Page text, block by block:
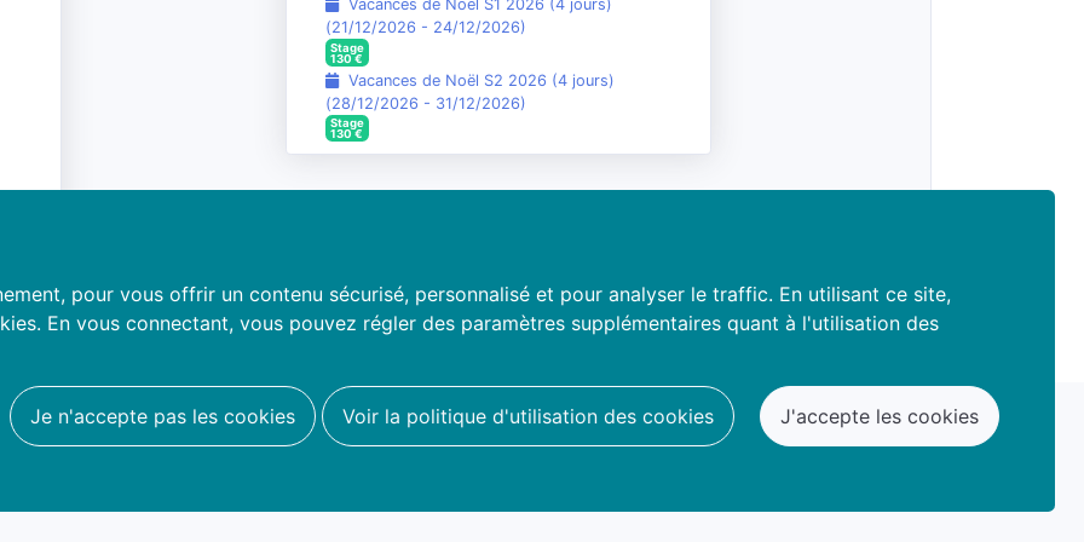
pour vous offrir un contenu sécurisé, personnalisé et pour analyser le traffic. En utilisant ce site,
En vous connectant, vous pouvez régler des paramètres supplémentaires quant à l'utilisation des
Je n'accepte pas les cookies Voir la politique d'utilisation des cookies J'accepte les cookies
Vacances de Noël S1 2026 (4 jours)
(21/12/2026 - 24/12/2026)
Stage
130€
Vacances de Noël S2 2026 (4 jours)
(28/12/2026 - 31/12/2026)
Stage
130€
contacter
Conditions d'utilisation
Politique de confidentialité